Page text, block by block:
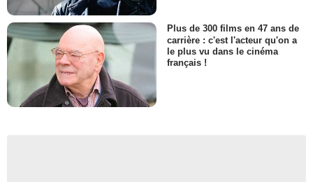
Plus de 300 films en 47 ans de
carrière : c'est l'acteur qu'on a
le plus vu dans le cinéma
français !